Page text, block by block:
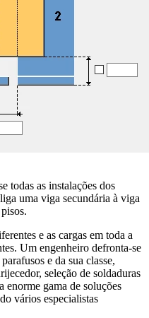
todas as instalações dos
uma viga secundária à viga
e as cargas em toda a
Um engenheiro defronta-se
e da sua classe,
seleção de soldaduras
enorme gama de soluções
vários especialistas